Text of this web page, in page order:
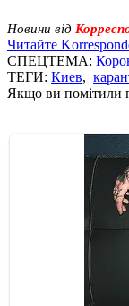
Новини від
Читайте
СПЕЦТЕМА:
ТЕГИ: Киев,
Якщо ви помітили